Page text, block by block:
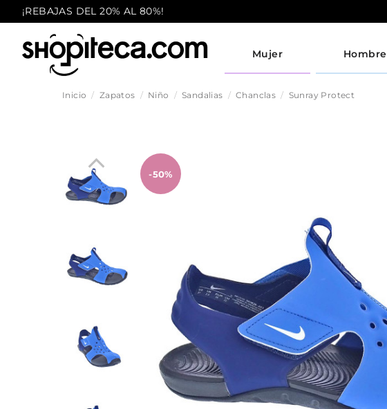
¡REBAJAS DEL 20% AL 80%!
Mujer Hombre
Inicio Zapatos Niño Sandalias Chanclas Sunray Protect
-50%